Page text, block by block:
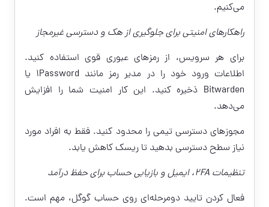
می‌کنیم.
راهکارهای امنیتی برای جلوگیری از هک و دسترسی غیرمجاز
برای هر سرویس، از رمزهای عبوری قوی استفاده کنید.
اطلاعات ورود خود را در مدیر رمز مانند 1Password یا
Bitwarden ذخیره کنید. این کار امنیت شما را افزایش
می‌دهد.
مجوزهای دسترسی تیمی را محدود کنید. فقط به افراد مورد
نیاز سطح دسترسی بدهید تا ریسک کاهش یابد.
تنظیمات 2FA، ایمیل و بازیابی حساب برای حفظ درآمد
فعال کردن تایید دومرحله‌ای روی حساب گوگل، مهم است.